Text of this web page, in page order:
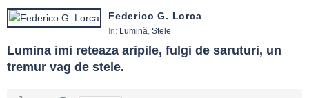
Federico G. Lorca
In: Lumină Stele
Lumina imi reteaza aripile, fulgi de saruturi, un
tremur vag de stele.